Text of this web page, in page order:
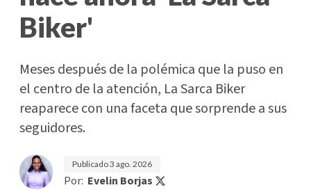
Biker'
Meses después de la polémica que la puso en
el centro de la atención, La Sarca Biker
reaparece con una faceta que sorprende a sus
seguidores.
Publicado3 ago. 2026
Por: Evelin Borjas